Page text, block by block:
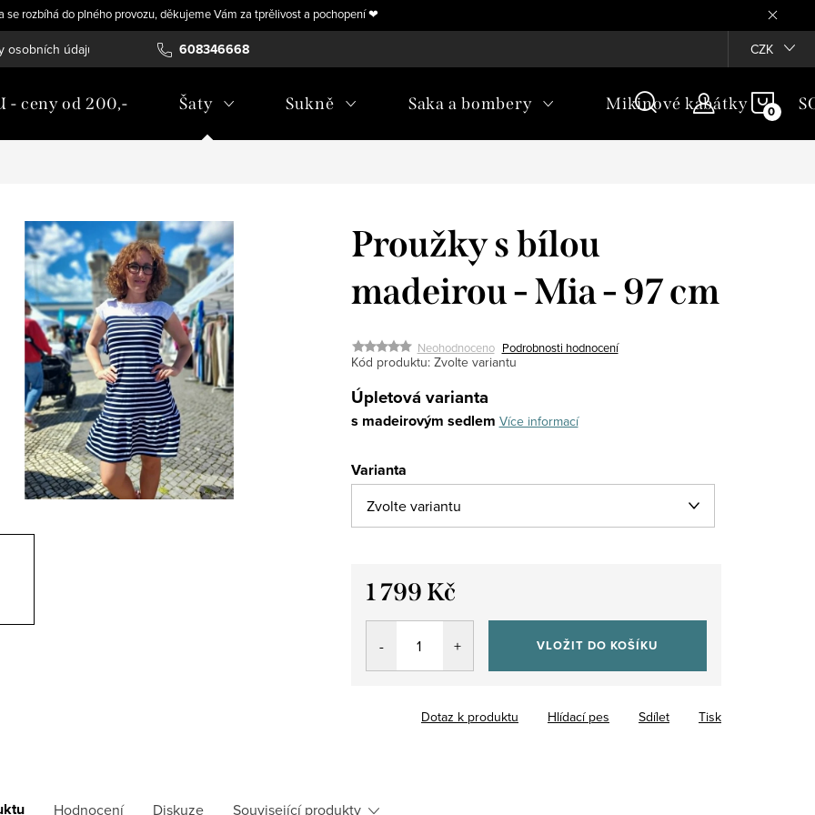
rozbíhá do plného provozu, děkujeme Vám za tprělivost a pochopení ❤
608346668
osobních údajů Vrácení, výměna nebo úprava zboží na míru CZK
- ceny od 200,- Šaty Sukně Saka a bombery Mikinové kabátky
Proužky s bílou
madeirou - Mia - 97 cm
Neohodnoceno Podrobnosti hodnocení
Kód produktu: Zvolte variantu
Úpletová varianta
s madeirovým sedlem Více informací
Varianta
1 799 Kč
Měrná
VLOŽIT DO KOŠÍKU
Tisk
Dotaz k produktu Hlídací pes Sdílet
Hodnocení Diskuze Související produkty